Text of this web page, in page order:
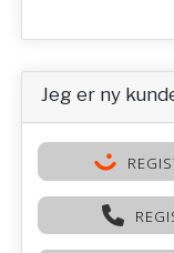
Jeg er ny